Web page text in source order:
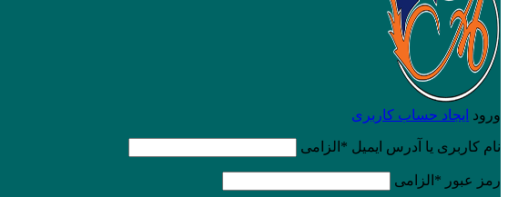
ورود ایجاد حساب کاربری
نام کاربری یا آدرس ایمیل * الزامی
رمز عبور * الزامی